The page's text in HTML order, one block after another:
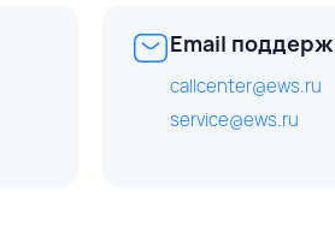
Email
callcenter@ews.ru
service@ews.ru